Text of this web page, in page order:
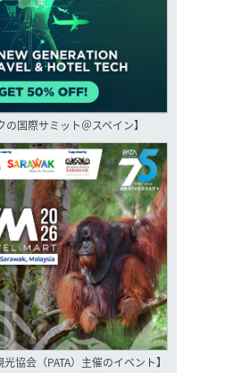
の国際サミット＠スペイン】
光協会（PATA）主催のイベント】